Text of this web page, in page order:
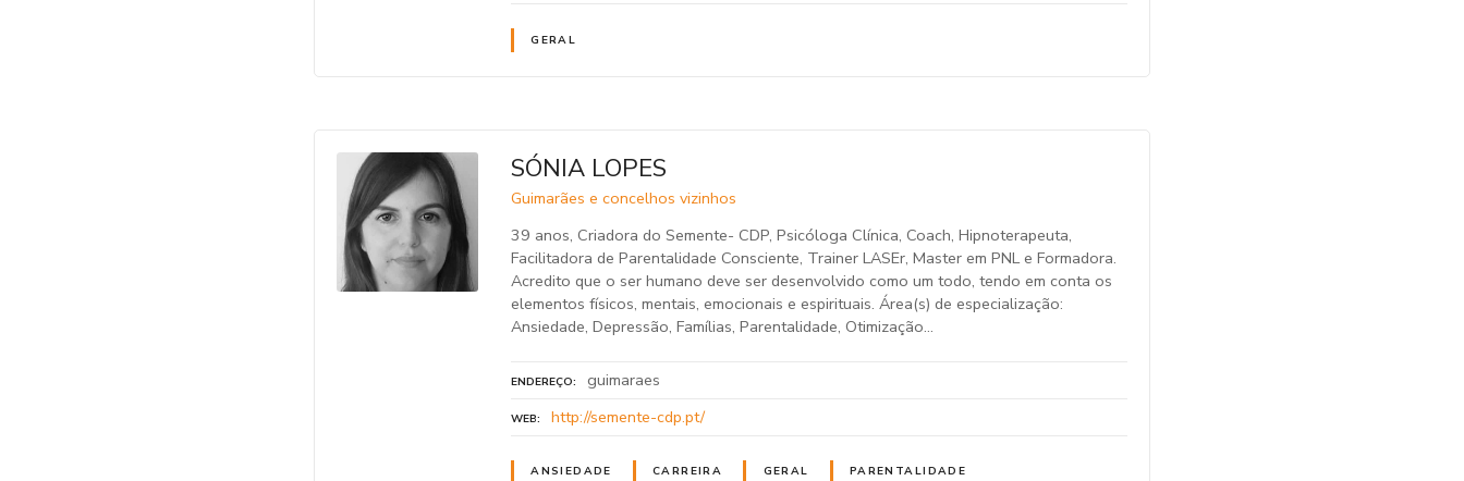
GERAL
SÓNIA LOPES
Guimarães e concelhos vizinhos
39 anos, Criadora do Semente- CDP, Psicóloga Clínica, Coach, Hipnoterapeuta,
Facilitadora de Parentalidade Consciente, Trainer LASEr, Master em PNL e Formadora.
Acredito que o ser humano deve ser desenvolvido como um todo, tendo em conta os
elementos físicos, mentais, emocionais e espirituais. Área(s) de especialização:
Ansiedade, Depressão, Famílias, Parentalidade, Otimização…
ENDEREÇO guimaraes
WEB http://semente-cdp.pt/
ANSIEDADE CARREIRA GERAL
PARENTALIDADE